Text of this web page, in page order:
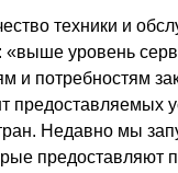
техники и
уровень
и потребностям
Недавно мы